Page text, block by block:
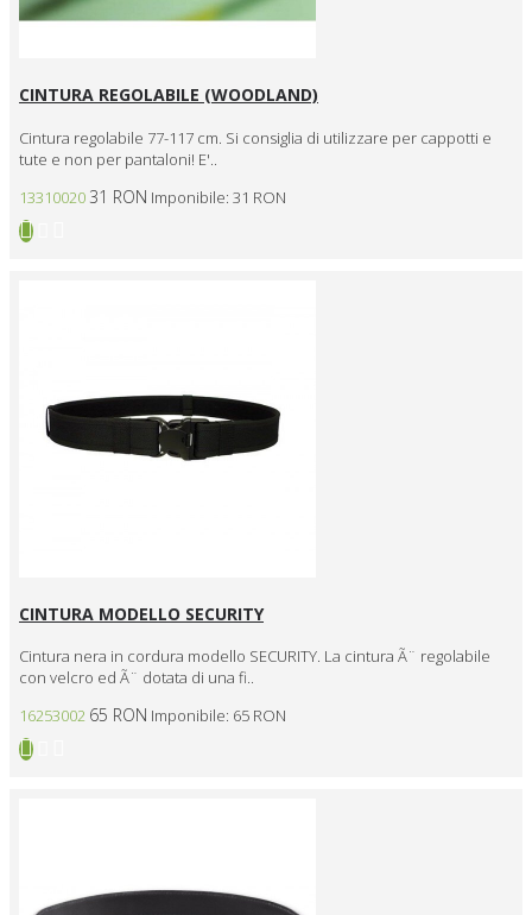
CINTURA REGOLABILE (WOODLAND)
Cintura regolabile 77-117 cm. Si consiglia di utilizzare per cappotti e
tute e non per pantaloni! E'..
13310020 31 RON Imponibile: 31 RON
CINTURA MODELLO SECURITY
Cintura nera in cordura modello SECURITY. La cintura Ã¨ regolabile
con velcro ed Ã¨ dotata di una fi..
16253002 65 RON Imponibile: 65 RON